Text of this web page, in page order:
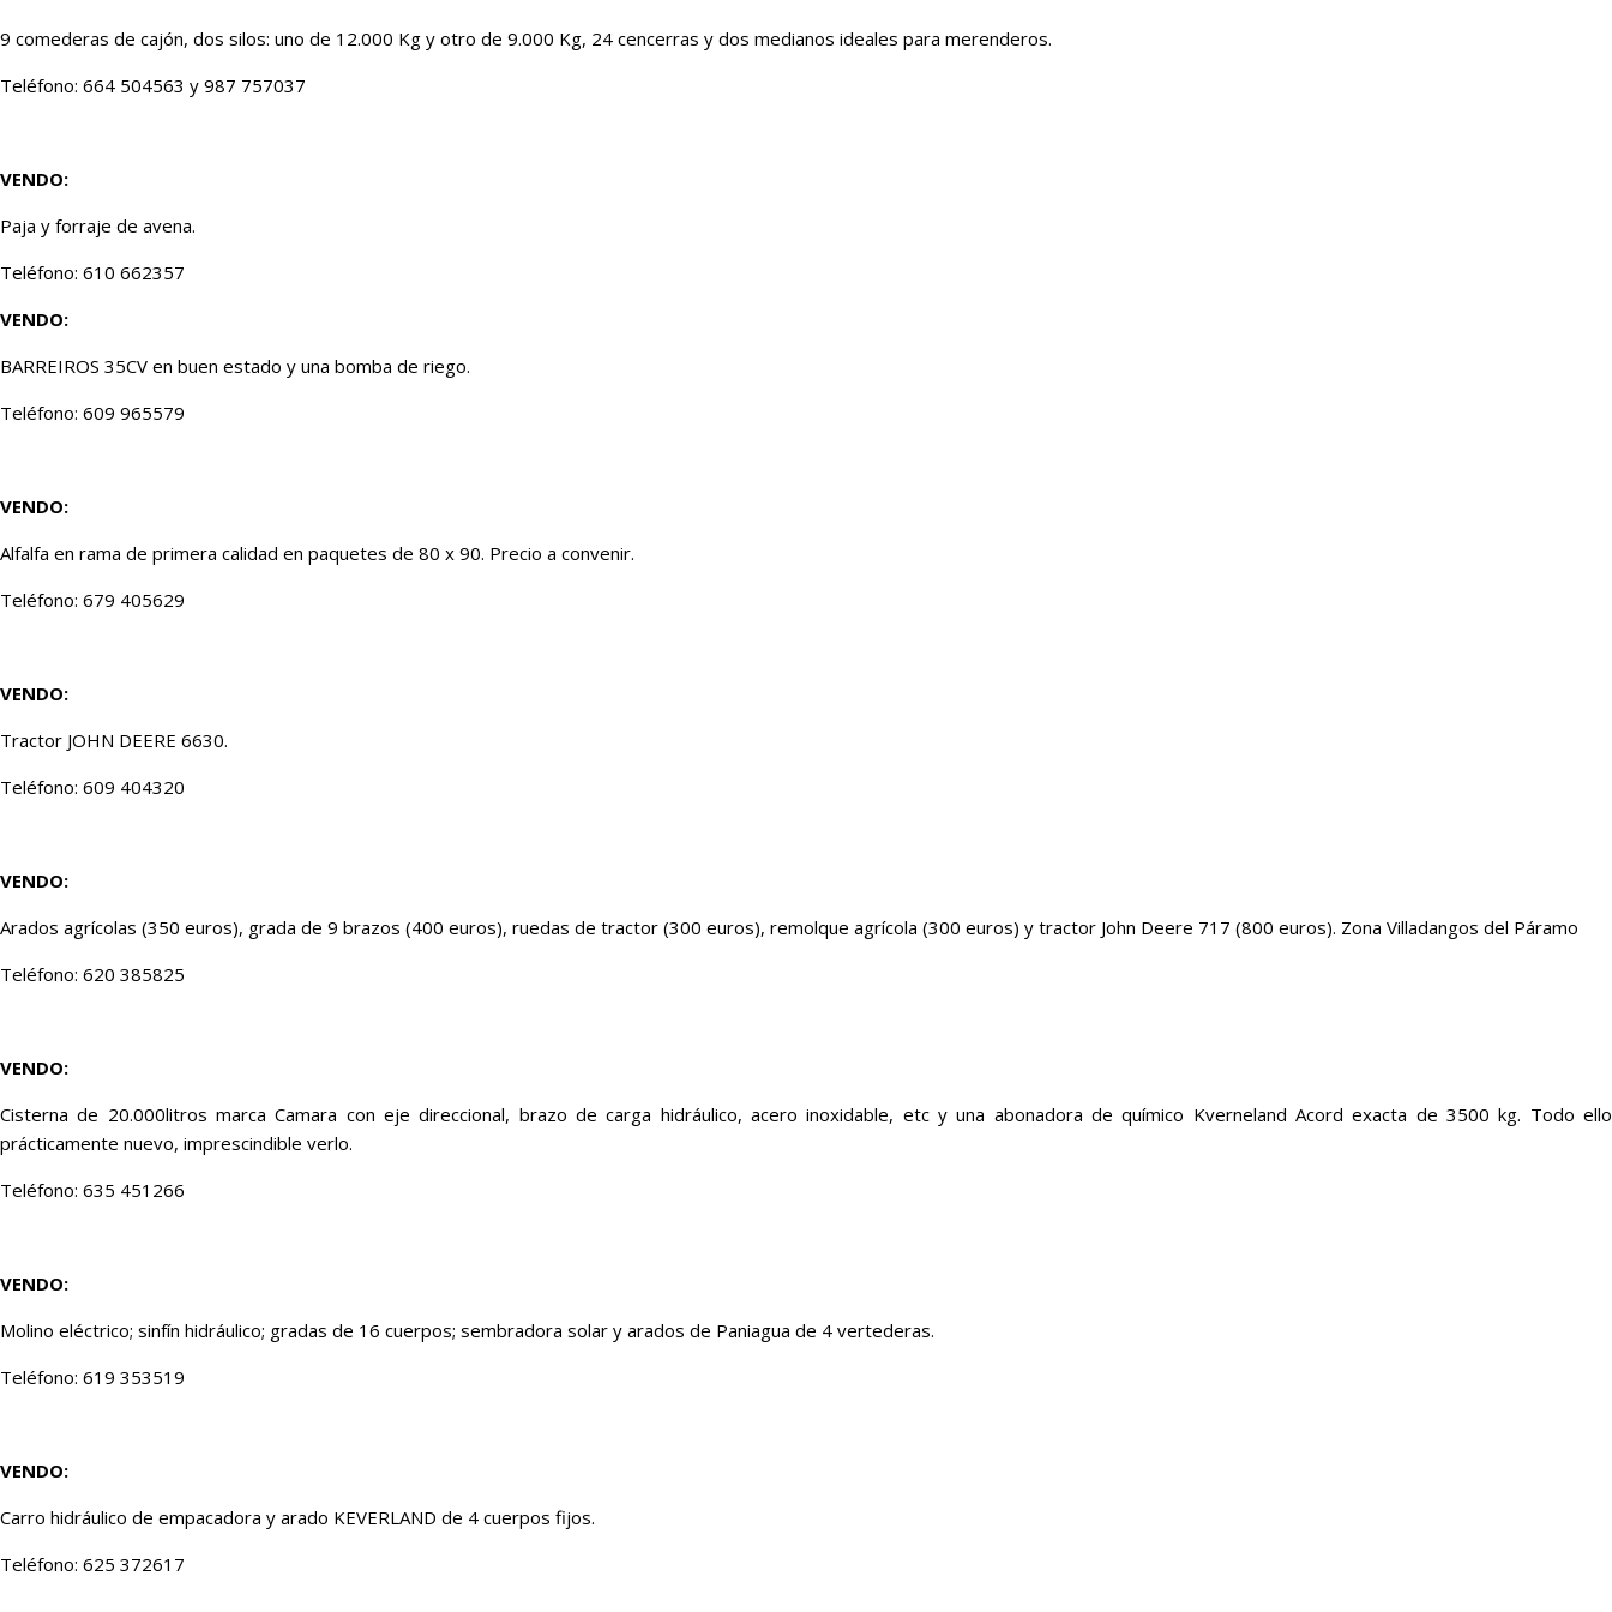
9 comederas de cajón, dos silos: uno de 12.000 Kg y otro de 9.000 Kg, 24 cencerras y dos medianos ideales para merenderos.
Teléfono: 664 504563 y 987 757037
VENDO:
Paja y forraje de avena.
Teléfono: 610 662357
VENDO:
BARREIROS 35CV en buen estado y una bomba de riego.
Teléfono: 609 965579
VENDO:
Alfalfa en rama de primera calidad en paquetes de 80 x 90. Precio a convenir.
Teléfono: 679 405629
VENDO:
Tractor JOHN DEERE 6630.
Teléfono: 609 404320
VENDO:
Arados agrícolas (350 euros), grada de 9 brazos (400 euros), ruedas de tractor (300 euros), remolque agrícola (300 euros) y tractor John Deere 717 (800 euros). Zona Villadangos del Páramo
Teléfono: 620 385825
VENDO:
Cisterna de 20.000litros marca Camara con eje direccional, brazo de carga hidráulico, acero inoxidable, etc y una abonadora de químico Kverneland Acord exacta de 3500 kg. Todo ello
prácticamente nuevo, imprescindible verlo.
Teléfono: 635 451266
VENDO:
Molino eléctrico; sinfín hidráulico; gradas de 16 cuerpos; sembradora solar y arados de Paniagua de 4 vertederas.
Teléfono: 619 353519
VENDO:
Carro hidráulico de empacadora y arado KEVERLAND de 4 cuerpos fijos.
Teléfono: 625 372617